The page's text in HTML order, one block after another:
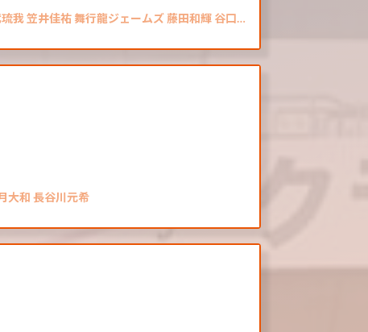
我 笠井佳祐 舞行龍ジェームズ 藤田和輝 谷口…
大和 長谷川元希